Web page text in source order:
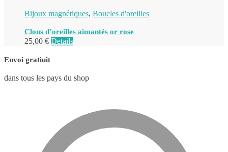
Bijoux magnétiques, Boucles d'oreilles
Clous d’oreilles aimantés or rose
25,00 € Details
Envoi gratiuit
dans tous les pays du shop